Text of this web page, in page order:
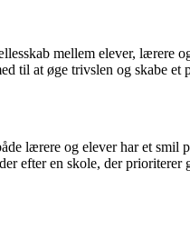
mellem elever, lærere
til at øge trivslen og skabe
lærere og elever har et
efter en skole, der